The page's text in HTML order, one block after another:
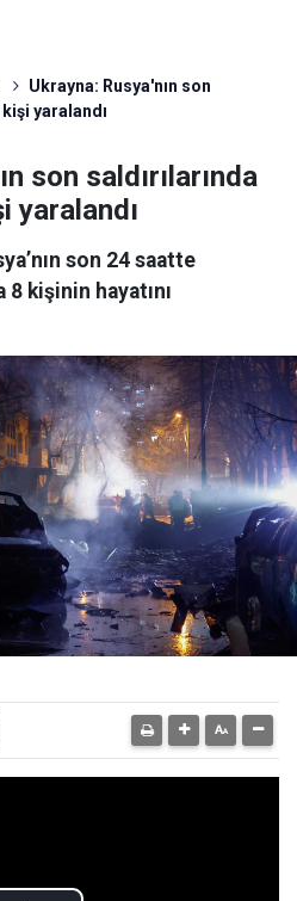
Ukrayna: Rusya'nın son
yaralandı
son saldırılarında
yaralandı
son 24 saatte
8 kişinin hayatını